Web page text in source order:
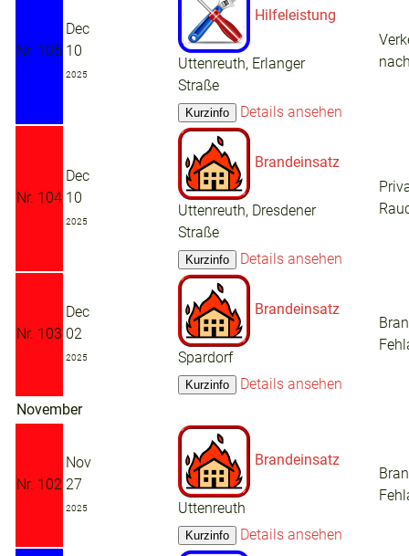
Nr. 105
Dec
10
2025
Hilfeleistung
Uttenreuth, Erlanger
Straße
Details ansehen
Nr. 104
Dec
10
2025
Brandeinsatz
Uttenreuth, Dresdener
Straße
Details ansehen
Nr. 103
Dec
02
2025
Brandeinsatz
Spardorf
Details ansehen
November
Nr. 102
Nov
27
2025
Brandeinsatz
Uttenreuth
Details ansehen